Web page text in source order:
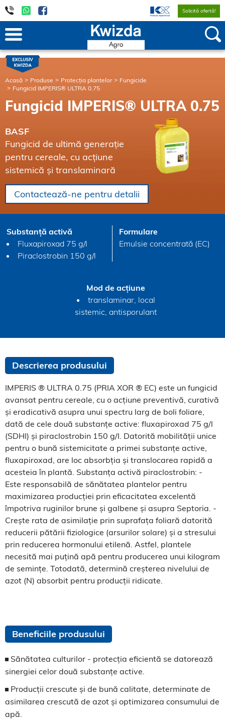
Solicită ofertă!
Acasă Produse Protecția plantelor
Fungicide
Fungicid IMPERIS® ULTRA 0.75
Fungicid IMPERIS® ULTRA 0.75
BASF
Fungicid de ultimă generație
pentru cereale, cu acțiune
sistemică și translaminară
Contactează-ne pentru detalii
Substanță activă
Fluxapiroxad 75 g/l
Piraclostrobin 150 g/l
Formulare
Emulsie concentrată (EC)
Mod de acțiune
translaminar, local
sistemic, antisporulant
Descrierea produsului
IMPERIS ® ULTRA 0.75 (PRIA XOR ® EC) este un fungicid
avansat pentru cereale, cu o acțiune preventivă, curativă
și eradicativă asupra unui spectru larg de boli foliare,
dată de cele două substanțe active: fluxapiroxad 75 g/l
(SDHI) și piraclostrobin 150 g/l. Datorită mobilității unice
pentru o bună sistemicitate a primei substanțe active,
fluxapiroxad, are loc absorbția și translocarea rapidă a
acesteia în plantă. Substanța activă piraclostrobin: -
Este responsabilă de sănătatea plantelor pentru
maximizarea producției prin eficacitatea excelentă
împotriva ruginilor brune și galbene și asupra Septoria. -
Crește rata de asimilație prin suprafața foliară datorită
reducerii pătării fiziologice (arsurilor solare) și a stresului
prin reducerea hormonului etilenă. Astfel, plantele
necesită mai puțină apă pentru producerea unui kilogram
de semințe. Totodată, determină creșterea nivelului de
azot (N) absorbit pentru producții ridicate.
Beneficiile produsului
Sănătatea culturilor - protecția eficientă se datorează
sinergiei celor două substanțe active.
Producții crescute și de bună calitate, determinate de
asimilarea crescută de azot și optimizarea consumului de
apă.